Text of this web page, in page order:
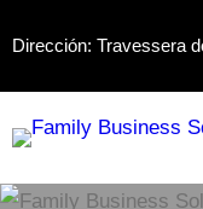
Dirección: Travessera